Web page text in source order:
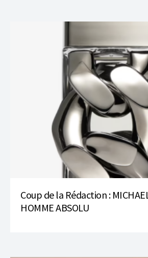
Coup de la Rédaction :
HOMME ABSOLU